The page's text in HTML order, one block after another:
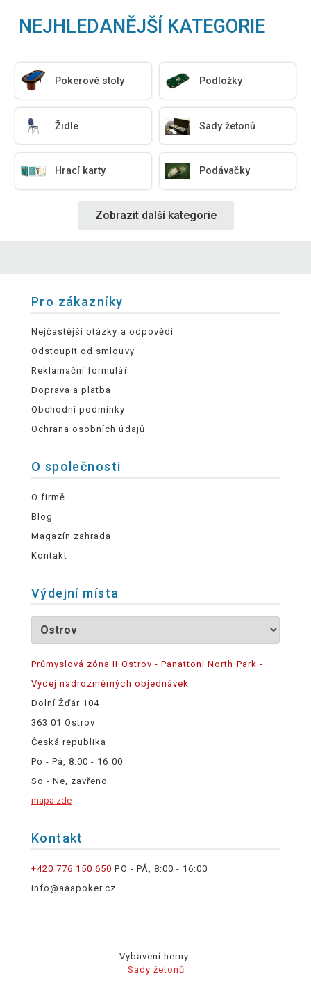
NEJHLEDANĚJŠÍ KATEGORIE
Pokerové stoly Podložky
Židle Sady žetonů
Hrací karty Podávačky
Zobrazit další kategorie
Pro zákazníky
Nejčastější otázky a odpovědi
Odstoupit od smlouvy
Reklamační formulář
Doprava a platba
Obchodní podmínky
Ochrana osobních údajů
O společnosti
O firmě
Blog
Magazín zahrada
Kontakt
Výdejní místa
Průmyslová zóna II Ostrov - Panattoni North Park -
Výdej nadrozměrných objednávek
Dolní Žďár 104
363 01 Ostrov
Česká republika
Po - Pá, 8:00 - 16:00
So - Ne, zavřeno
mapa zde
Kontakt
+420 776 150 650 PO - PÁ, 8:00 - 16:00
info@aaapoker.cz
Vybavení herny:
Sady žetonů